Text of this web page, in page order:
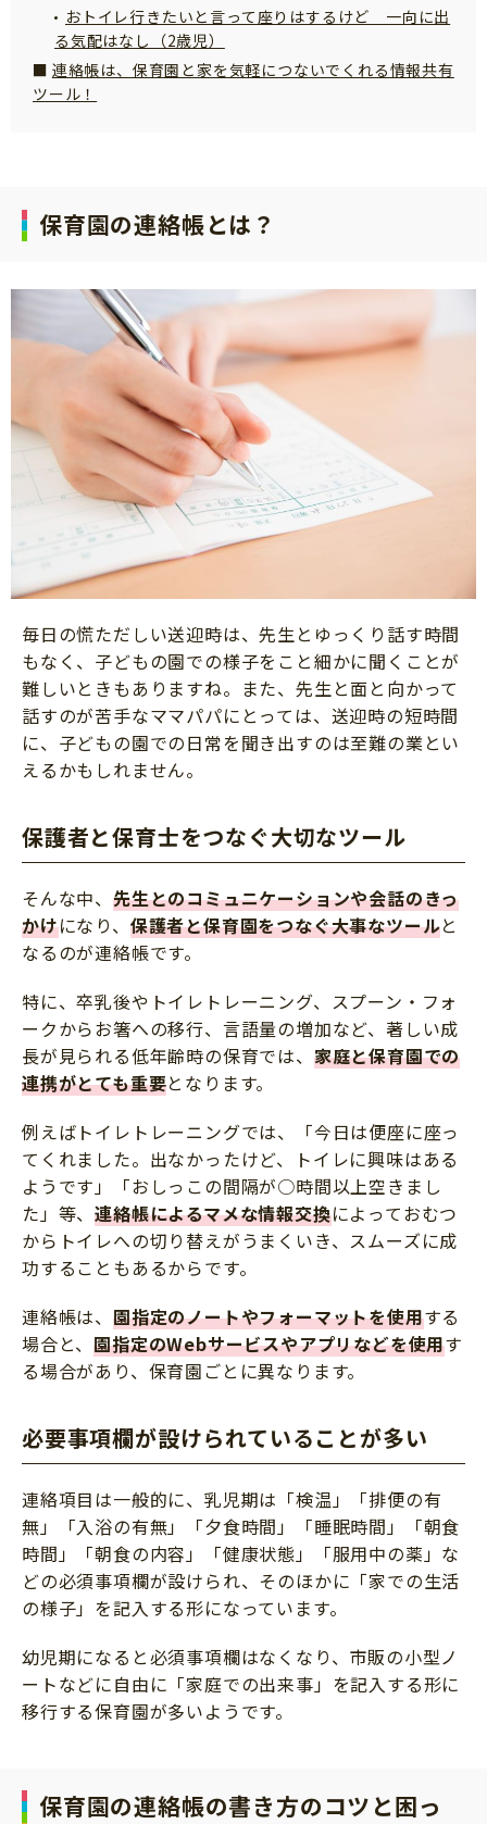
おトイレ行きたいと言って座りはするけど 一向に出
る気配はなし（2歳児）
連絡帳は、保育園と家を気軽につないでくれる情報共有
ツール！
保育園の連絡帳とは？
毎日の慌ただしい送迎時は、先生とゆっくり話す時間
もなく、子どもの園での様子をこと細かに聞くことが
難しいときもありますね。また、先生と面と向かって
話すのが苦手なママパパにとっては、送迎時の短時間
に、子どもの園での日常を聞き出すのは至難の業とい
えるかもしれません。
保護者と保育士をつなぐ大切なツール
そんな中、 先生とのコミュニケーションや会話のきっ
かけになり、 保護者と保育園をつなぐ大事なツールと
なるのが連絡帳です。
特に、卒乳後やトイレトレーニング、スプーン・フォ
ークからお箸への移行、言語量の増加など、著しい成
長が見られる低年齢時の保育では、 家庭と保育園での
連携がとても重要となります。
例えばトイレトレーニングでは、「今日は便座に座っ
てくれました。出なかったけど、トイレに興味はある
ようです」「おしっこの間隔が○時間以上空きまし
た」等、連絡帳によるマメな情報交換によっておむつ
からトイレへの切り替えがうまくいき、スムーズに成
功することもあるからです。
連絡帳は、 園指定のノートやフォーマットを使用する
場合と、園指定のWebサービスやアプリなどを使用す
る場合があり、保育園ごとに異なります。
必要事項欄が設けられていることが多い
連絡項目は一般的に、乳児期は「検温」「排便の有
無」「入浴の有無」「夕食時間」「睡眠時間」「朝食
時間」「朝食の内容」「健康状態」「服用中の薬」な
どの必須事項欄が設けられ、そのほかに「家での生活
の様子」を記入する形になっています。
幼児期になると必須事項欄はなくなり、市販の小型ノ
ートなどに自由に「家庭での出来事」を記入する形に
移行する保育園が多いようです。
保育園の連絡帳の書き方のコツと困っ